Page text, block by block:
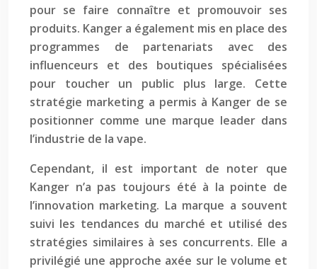
pour se faire connaître et promouvoir ses
produits. Kanger a également mis en place des
programmes de partenariats avec des
influenceurs et des boutiques spécialisées
pour toucher un public plus large. Cette
stratégie marketing a permis à Kanger de se
positionner comme une marque leader dans
l’industrie de la vape.
Cependant, il est important de noter que
Kanger n’a pas toujours été à la pointe de
l’innovation marketing. La marque a souvent
suivi les tendances du marché et utilisé des
stratégies similaires à ses concurrents. Elle a
privilégié une approche axée sur le volume et